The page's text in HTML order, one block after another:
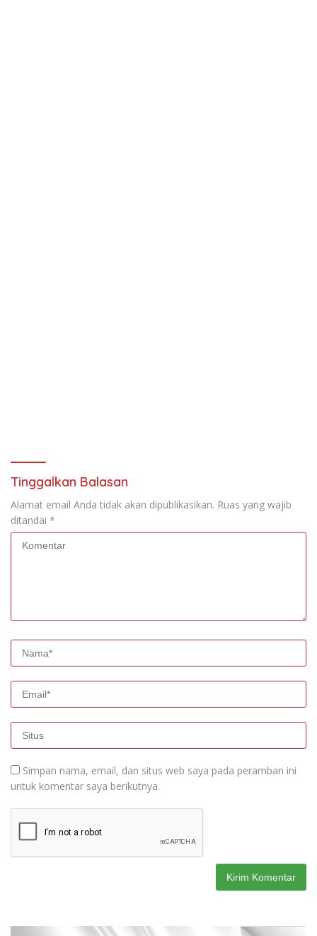
Tinggalkan Balasan
Alamat email Anda tidak akan dipublikasikan. Ruas yang wajib
ditandai *
Simpan nama, email, dan situs web saya pada peramban ini
untuk komentar saya berikutnya.